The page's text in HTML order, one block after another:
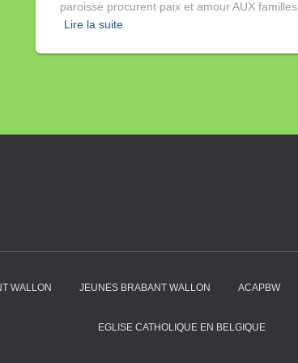
paroisse procurent paix et amour AUX familles
Lire la suite
WALLON JEUNES BRABANT WALLON ACAPBW
EGLISE CATHOLIQUE EN BELGIQUE